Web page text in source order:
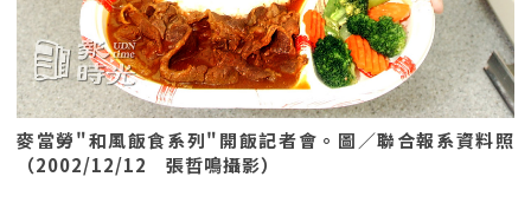
麥當勞"和風飯食系列"開飯記者會。圖／聯合報系資料照
（2002/12/12 張哲鳴攝影）